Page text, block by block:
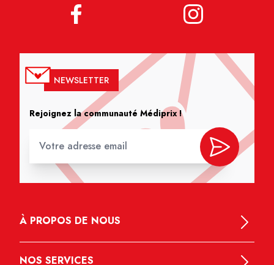
NEWSLETTER
Rejoignez la communauté Médiprix !
À PROPOS DE NOUS
NOS SERVICES